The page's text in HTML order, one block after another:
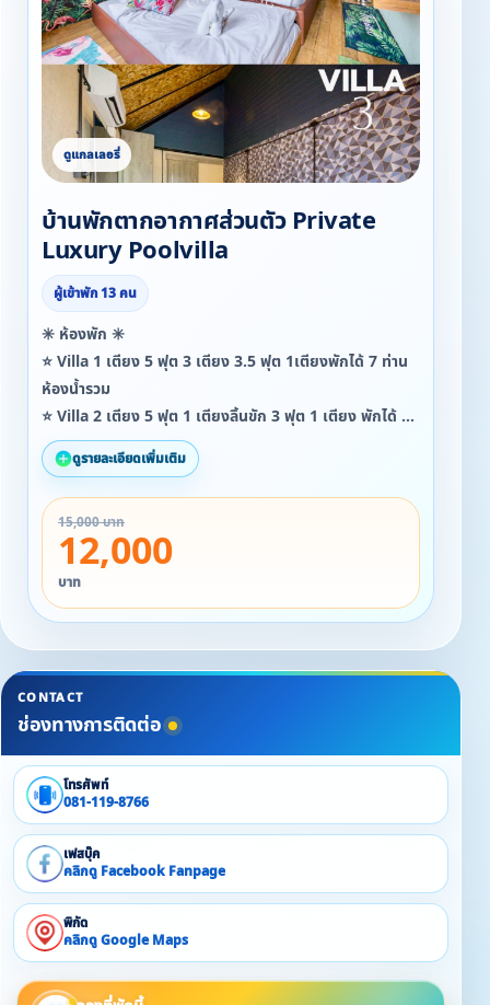
บ้านพักตากอากาศส่วนตัว Private
Luxury Poolvilla
ผู้เข้าพัก 13 คน
✳️ ห้องพัก ✳️
⭐ Villa 1 เตียง 5 ฟุต 3 เตียง 3.5 ฟุต 1เตียงพักได้ 7 ท่าน
ห้องน้ำรวม
⭐ Villa 2 เตียง 5 ฟุต 1 เตียงลิ้นขัก 3 ฟุต 1 เตียง พักได้ 3
ท่าน ห้องน้ำในตัว
⭐ Villa 3 เตียง 5 ฟุต 1 เตียงลิ้นขัก 3 ฟุต 1 เตียง พักได้ 3
ท่าน ห้องน้ำในตัว
✳️ ราคา ✳️
สำหรับ 13 ท่าน
❤️ วันอาทิตย์ -พฤหัส 12,000 บาท
⚠⚠ ราคาไม่รวม วันส่งท้ายปีเก่า-ปีใหม่ **
ดูรายละเอียดเพิ่มเติม
15,000 บาท
12,000
บาท
CONTACT
ช่องทางการติดต่อ
โทรศัพท์
081-119-8766
เฟสบุ๊ค
คลิกดู Facebook Fanpage
พิกัด
คลิกดู Google Maps